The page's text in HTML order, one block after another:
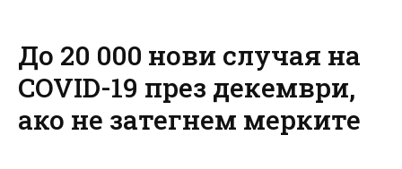
До 20 000 нови случая на
COVID-19 през декември,
ако не затегнем мерките